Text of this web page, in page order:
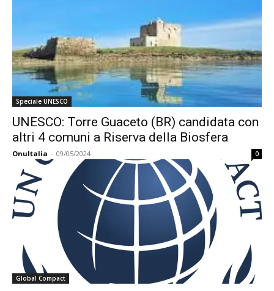
Speciale UNESCO
UNESCO: Torre Guaceto (BR) candidata con
altri 4 comuni a Riserva della Biosfera
OnuItalia - 09/05/2024 0
Global Compact